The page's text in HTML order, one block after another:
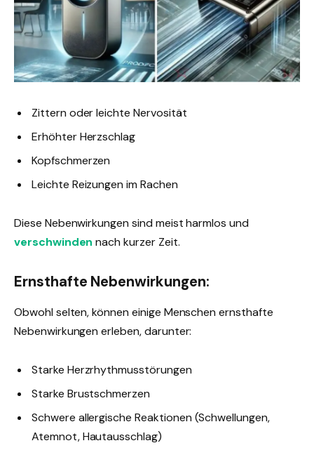
Zittern oder leichte Nervosität
Erhöhter Herzschlag
Kopfschmerzen
Leichte Reizungen im Rachen
Diese Nebenwirkungen sind meist harmlos und
verschwindennach kurzer Zeit.
Ernsthafte Nebenwirkungen:
Obwohl selten, können einige Menschen ernsthafte
Nebenwirkungen erleben, darunter:
Starke Herzrhythmusstörungen
Starke Brustschmerzen
Schwere allergische Reaktionen (Schwellungen,
Atemnot, Hautausschlag)